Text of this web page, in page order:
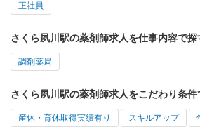
正社員
さくら夙川駅の薬剤師求人を仕事内容で探
調剤薬局
さくら夙川駅の薬剤師求人をこだわり条件
産休・育休取得実績有り スキルアップ